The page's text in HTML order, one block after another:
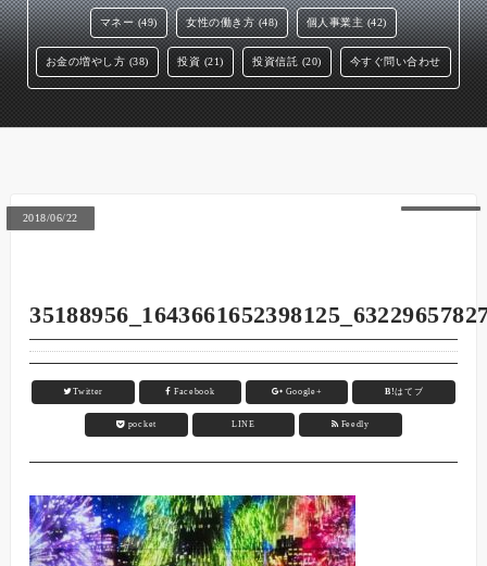
マネー (49) 女性の働き方 (48) 個人事業主 (42)
お金の増やし方 (38) 投資 (21) 投資信託 (20) 今すぐ問い合わせ
2018/06/22
Twitter Facebook Google+ B!はてブ
pocket LINE Feedly